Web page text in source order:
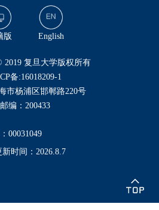
版 English
2019 复旦大学版权所有
备:16018209-1
市杨浦区邯郸路220号
邮编：200433
00031049
时间： 2026 8 7